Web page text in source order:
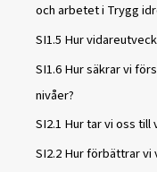
och arbetet i Trygg
SI1.5 Hur
SI1.6 Hur säkrar vi
nivåer?
SI2.1 Hur tar vi oss till
SI2.2 Hur förbättrar vi